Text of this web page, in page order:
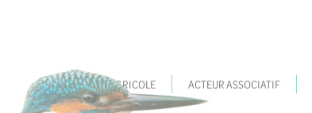
ACTEUR AGRICOLE ACTEUR ASSOCIATIF